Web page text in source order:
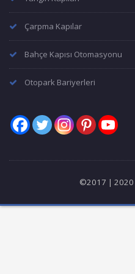
Çarpma Kapılar
Bahçe Kapısı Otomasyonu
Otopark Bariyerleri
©2017 | 2020